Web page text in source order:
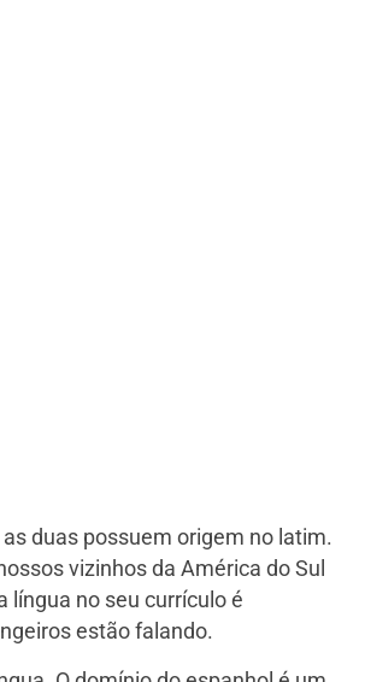
duas possuem origem no latim.
vizinhos da América do Sul
língua no seu currículo é
estão falando.